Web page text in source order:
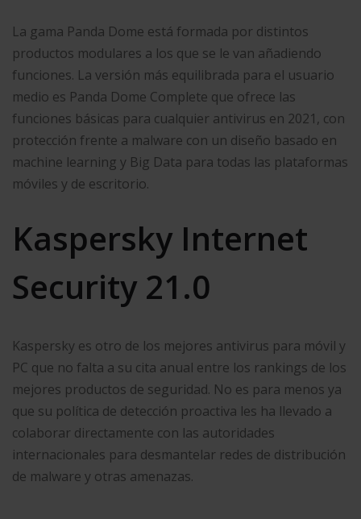
La gama Panda Dome está formada por distintos
productos modulares a los que se le van añadiendo
funciones. La versión más equilibrada para el usuario
medio es Panda Dome Complete que ofrece las
funciones básicas para cualquier antivirus en 2021, con
protección frente a malware con un diseño basado en
machine learning y Big Data para todas las plataformas
móviles y de escritorio.
Kaspersky Internet
Security 21.0
Kaspersky es otro de los mejores antivirus para móvil y
PC que no falta a su cita anual entre los rankings de los
mejores productos de seguridad. No es para menos ya
que su política de detección proactiva les ha llevado a
colaborar directamente con las autoridades
internacionales para desmantelar redes de distribución
de malware y otras amenazas.